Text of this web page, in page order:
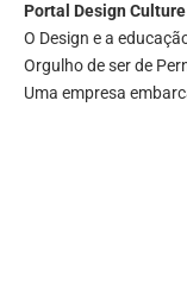
Portal Design Culture
O Design e a
Orgulho de ser de
Uma empresa